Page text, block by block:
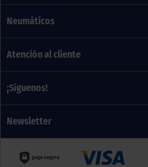
Neumáticos
Atención al cliente
¡Síguenos!
Newsletter